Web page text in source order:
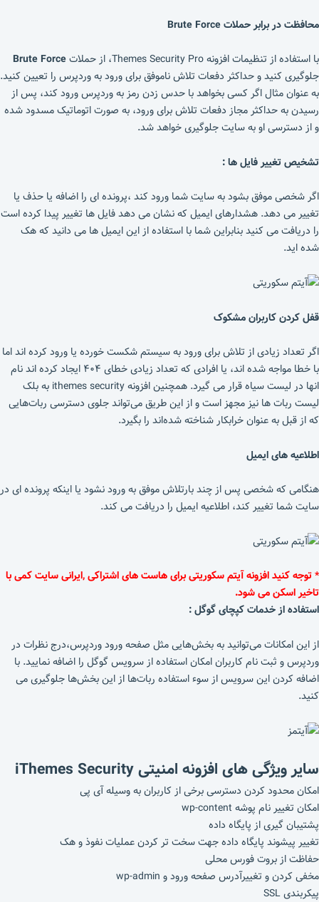
محافظت در برابر حملات Brute Force
با استفاده از تنظیماتافزونه Themes Security Pro، از حملات
جلوگیری کنید و حداکثر دفعات تلاش ناموفق برای ورود به وردپرس را تعیین کنید.
به عنوان مثال اگر کسی بخواهد با حدس زدن رمز به وردپرس ورود کند، پس از
رسیدن به حداکثر مجاز دفعات تلاش برای ورود، به صورت اتوماتیک مسدود شده
و از دسترسی او به سایت جلوگیری خواهد شد.
تشخیص تغییر فایل ها :
اگر شخصی موفق بشود به سایت شما ورود کند ،پرونده ای را اضافه یا حذف یا
تغییر می دهد. هشدارهای ایمیل که نشان می دهد فایل ها تغییر پیدا کرده است
را دریافت می کنید بنابراین شما با استفاده از این ایمیل ها می دانید که هک
شده اید.
قفل کردن کاربران مشکوک
اگر تعداد زیادی از تلاش برای ورود به سیستم شکست خورده یا ورود کرده اند اما
با خطا مواجه شده اند، یا افرادی که تعداد زیادی خطای ۴۰۴ ایجاد کرده اند نام
انها در لیست سیاه قرار می گیرد. همچنین افزونه ithemes security به بلک
لیست ربات ها نیز مجهز است و از این طریق می‌تواند جلوی دسترسی ربات‌هایی
که از قبل به عنوان خرابکار شناخته شده‌اند را بگیرد.
اطلاعیه های ایمیل
هنگامی که شخصی پس از چند بارتلاش موفق به ورود نشود یا اینکه پرونده ای در
سایت شما تغییر کند، اطلاعیه ایمیل را دریافت می کند.
* توجه کنید افزونه آیتم سکوریتی برای هاست های اشتراکی ,ایرانی سایت کمی با
تاخیر اسکن می شود.
استفاده از خدمات کپچای گوگل :
از این امکانات می‌توانید به بخش‌هایی مثل صفحه ورود وردپرس،درج نظرات در
وردپرس و ثبت نام کاربران امکان استفاده از سرویس گوگل را اضافه نمایید. با
اضافه کردن این سرویس از سوء استفاده ربات‌ها از این بخش‌ها جلوگیری می
کنید.
سایر ویژگی های افزونه امنیتی iThemes Security
امکان محدود کردن دسترسی برخی از کاربران به وسیله آی پی
امکان تغییر نام پوشه wp-content
پشتیبان گیری از پایگاه داده
تغییر پیشوند پایگاه داده جهت سخت تر کردن عملیات نفوذ و هک
حفاظت از بروت فورس محلی
مخفی کردن و تغییرآدرس صفحه ورود و wp-admin
پیکربندی SSL